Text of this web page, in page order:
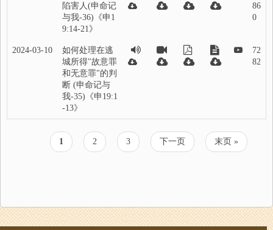
陷害人(申命记
与我-36)《申1
9:14-21》
86
0
2024-03-10
如何处理在逃
城所得"故意罪
和无意罪"的判
断 (申命记与
我-35)《申19:1
-13》
72
82
当
前
1
页
面
2
页
面
3
下
一
下一页
末
页
末页 »